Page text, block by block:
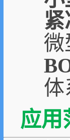
微
体
应用